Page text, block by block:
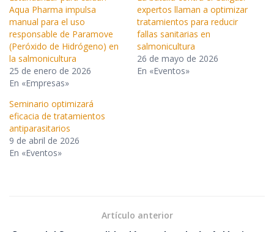
Aqua Pharma impulsa
manual para el uso
responsable de Paramove
(Peróxido de Hidrógeno) en
la salmonicultura
25 de enero de 2026
En «Empresas»
expertos llaman a optimizar
tratamientos para reducir
fallas sanitarias en
salmonicultura
26 de mayo de 2026
En «Eventos»
Seminario optimizará
eficacia de tratamientos
antiparasitarios
9 de abril de 2026
En «Eventos»
Artículo anterior